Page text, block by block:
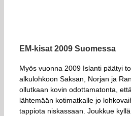
EM-kisat 2009 Suomessa
Myös vuonna 2009 Islanti päätyi
alkulohkoon Saksan, Norjan ja
ollutkaan kovin odottamatonta,
lähtemään kotimatkalle jo
tappiota niskassaan. Joukkue